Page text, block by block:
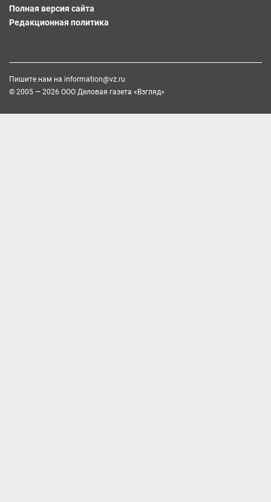
Полная версия сайта
Редакционная политика
Пишите нам на information@vz.ru
© 2005 — 2026 ООО Деловая газета «Взгляд»